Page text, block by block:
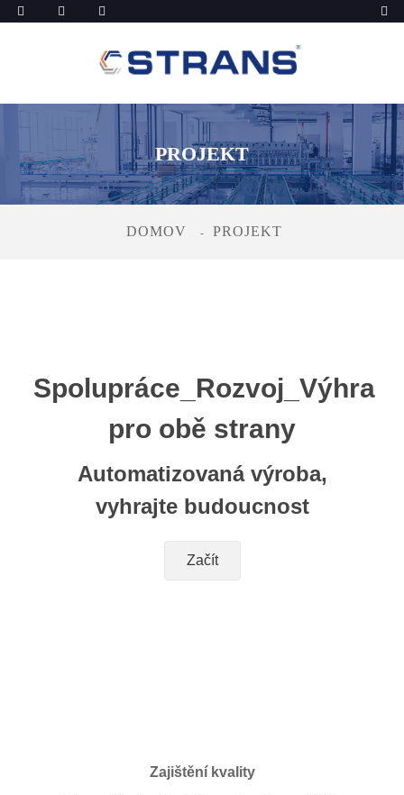
PROJEKT
DOMOV PROJEKT
Spolupráce_Rozvoj_Výhra
pro obě strany
Automatizovaná výroba,
vyhrajte budoucnost
Začít
Zajištění kvality